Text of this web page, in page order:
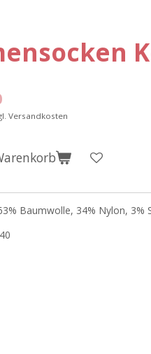
Versandkosten
Baumwolle, 34% Nylon, 3%